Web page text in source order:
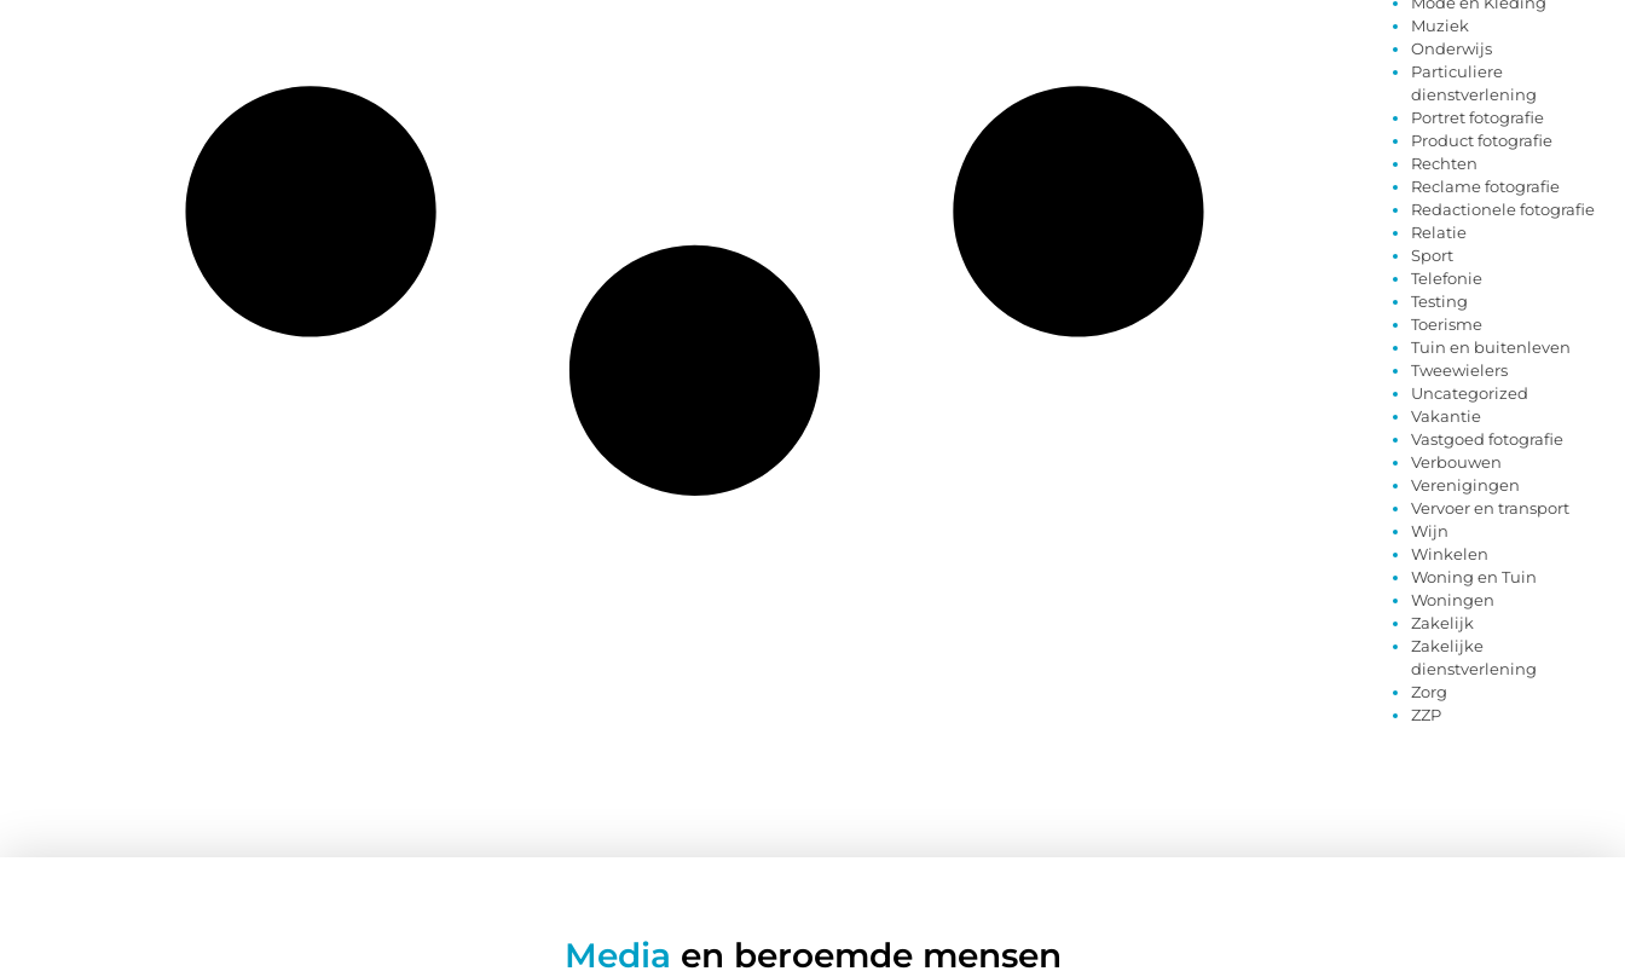
Muziek
Onderwijs
Particuliere
dienstverlening
Portret fotografie
Product fotografie
Rechten
Reclame fotografie
Redactionele fotografie
Relatie
Sport
Telefonie
Testing
Toerisme
Tuin en buitenleven
Tweewielers
Uncategorized
Vakantie
Vastgoed fotografie
Verbouwen
Verenigingen
Vervoer en transport
Wijn
Winkelen
Woning en Tuin
Woningen
Zakelijk
Zakelijke
dienstverlening
Zorg
ZZP
Media en beroemde mensen